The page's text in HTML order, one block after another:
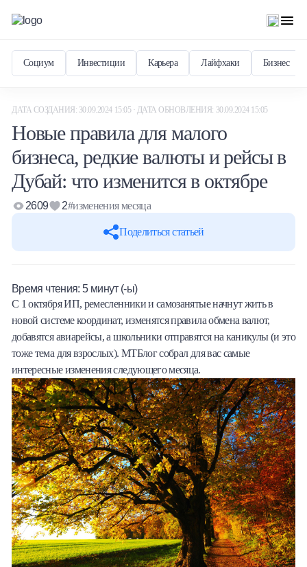
Социум Инвестиции Карьера Лайфхаки Бизнес
Халва
Онлайн-обменник
Премиальный сервис Prime Line
Мобильный банк MOBY
Потребительский кредит
Карта КАКТУС
Продукты для Бизнеса
ДАТА СОЗДАНИЯ: 30.09.2024 15:05 · ДАТА ОБНОВЛЕНИЯ: 30.09.2024 15:05
Новые правила для малого
бизнеса, редкие валюты и рейсы в
Дубай: что изменится в октябре
Поделиться статьей
2609 2#изменения месяца
Время чтения:5 минут (-ы)
С 1 октября ИП, ремесленники и самозанятые начнут жить в
новой системе координат, изменятся правила обмена валют,
добавятся авиарейсы, а школьники отправятся на каникулы (и это
тоже тема для взрослых). МТБлог собрал для вас самые
интересные изменения следующего месяца.